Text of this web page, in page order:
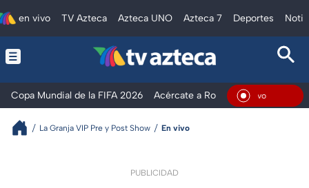
en vivo TV Azteca Azteca UNO Azteca 7 Deportes
Copa Mundial de la FIFA 2026 Acércate a Rocío Ventaneando
En Vivo
La Granja VIP Pre y Post Show En vivo
PUBLICIDAD